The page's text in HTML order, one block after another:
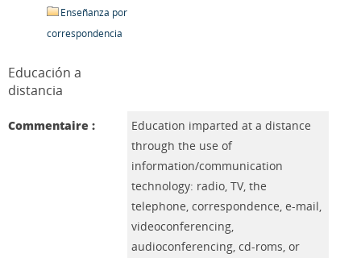
Enseñanza por
correspondencia
Educación a
distancia
Commentaire :
Education imparted at a distance
through the use of
information/communication
technology: radio, TV, the
telephone, correspondence, e-mail,
videoconferencing,
audioconferencing, cd-roms, or